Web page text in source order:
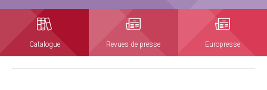
Catalogue Revues de presse Europresse